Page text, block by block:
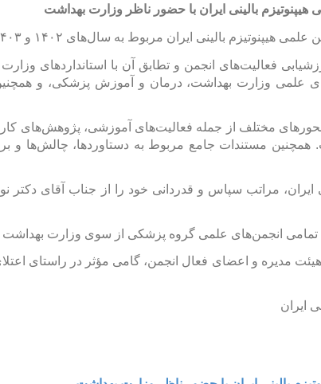
بالینی ایران با حضور ناظر وزارت بهداشت
مربوط به سال‌های ۱۴۰۲ و ۱۴۰۳، در روز سه‌شنبه مورخ ۲ تیر ۱۴۰۵ برگزار گردید.
فعالیت‌های انجمن و تطابق آن با استانداردهای
علمی وزارت بهداشت، درمان و آموزش پزشکی، و
مختلف از جمله فعالیت‌های آموزشی، پژوهش‌های
مستندات جامع مربوط به دستاوردها، چالش‌ها و
ایران، مراتب سپاس و قدردانی خود را از جناب آقای
تمامی انجمن‌های علمی گروه پزشکی از سوی وزارت بهداشت
هیئت مدیره و اعضای فعال انجمن، گامی مؤثر در راستای
ایران